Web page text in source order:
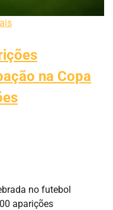
na Copa
no futebol
aparições